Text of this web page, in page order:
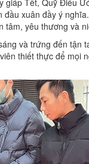
Tết, Quỹ Điều
xuân đầy ý
yêu thương và
và trứng đến tận
thiết thực để mọi